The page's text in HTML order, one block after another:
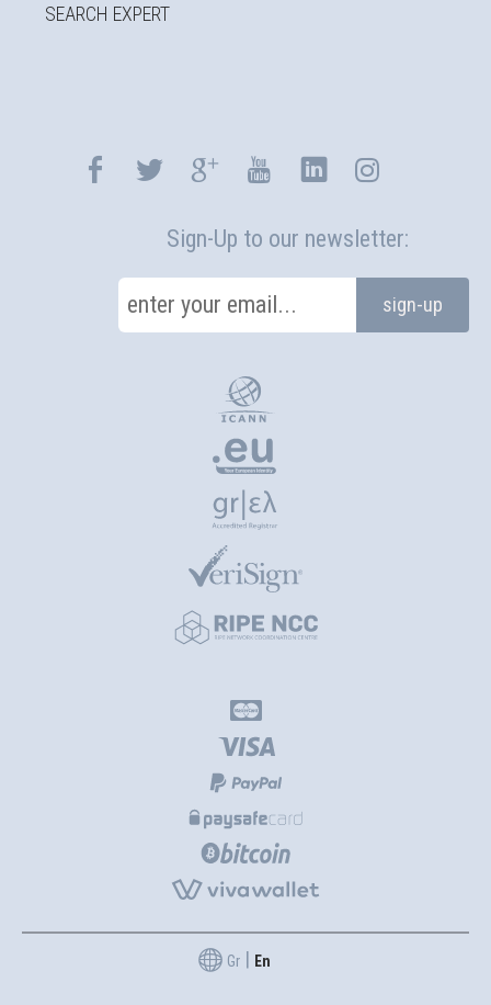
SEARCH EXPERT
Sign-Up to our newsletter:
enter your email... sign-up
Gr | En